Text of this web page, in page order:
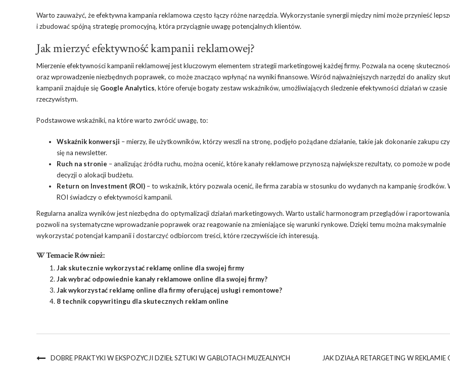
Warto zauważyć, że efektywna kampania reklamowa często łączy różne narzędzia. Wykorzystanie synergii między nimi może przynieść
i zbudować spójną strategię promocyjną, która przyciągnie uwagę potencjalnych klientów.
Jak mierzyć efektywność kampanii reklamowej?
Mierzenie efektywności kampanii reklamowej jest kluczowym elementem strategii marketingowej każdej firmy. Pozwala na ocenę
oraz wprowadzenie niezbędnych poprawek, co może znacząco wpłynąć na wyniki finansowe. Wśród najważniejszych narzędzi do analizy
kampanii znajduje się Google Analytics, które oferuje bogaty zestaw wskaźników, umożliwiających śledzenie efektywności działań w czasie
rzeczywistym.
Podstawowe wskaźniki, na które warto zwrócić uwagę, to:
Wskaźnik konwersji – mierzy, ile użytkowników, którzy weszli na stronę, podjęło pożądane działanie, takie jak dokonanie zakupu
się na newsletter.
Ruch na stronie – analizując źródła ruchu, można ocenić, które kanały reklamowe przynoszą największe rezultaty, co pomoże w
decyzji o alokacji budżetu.
Return on Investment (ROI) – to wskaźnik, który pozwala ocenić, ile firma zarabia w stosunku do wydanych na kampanię środków.
ROI świadczy o efektywności kampanii.
Regularna analiza wyników jest niezbędna do optymalizacji działań marketingowych. Warto ustalić harmonogram przeglądów i
pozwoli na systematyczne wprowadzanie poprawek oraz reagowanie na zmieniające się warunki rynkowe. Dzięki temu można maksymalnie
wykorzystać potencjał kampanii i dostarczyć odbiorcom treści, które rzeczywiście ich interesują.
W Temacie Również:
Jak skutecznie wykorzystać reklamę online dla swojej firmy
Jak wybrać odpowiednie kanały reklamowe online dla swojej firmy?
Jak wykorzystać reklamę online dla firmy oferującej usługi remontowe?
8 technik copywritingu dla skutecznych reklam online
DOBRE PRAKTYKI W EKSPOZYCJI DZIEŁ SZTUKI W GABLOTACH MUZEALNYCH JAK DZIAŁA RETARGETING W REKLAMIE